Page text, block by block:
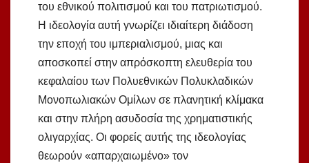
του εθνικού πολιτισμού και του πατριωτισμού.
Η ιδεολογία αυτή γνωρίζει ιδιαίτερη διάδοση
την εποχή του ιμπεριαλισμού, μιας και
αποσκοπεί στην απρόσκοπτη ελευθερία του
κεφαλαίου των Πολυεθνικών Πολυκλαδικών
Μονοπωλιακών Ομίλων σε πλανητική κλίμακα
και στην πλήρη ασυδοσία της χρηματιστικής
ολιγαρχίας. Οι φορείς αυτής της ιδεολογίας
θεωρούν «απαρχαιωμένο» τον